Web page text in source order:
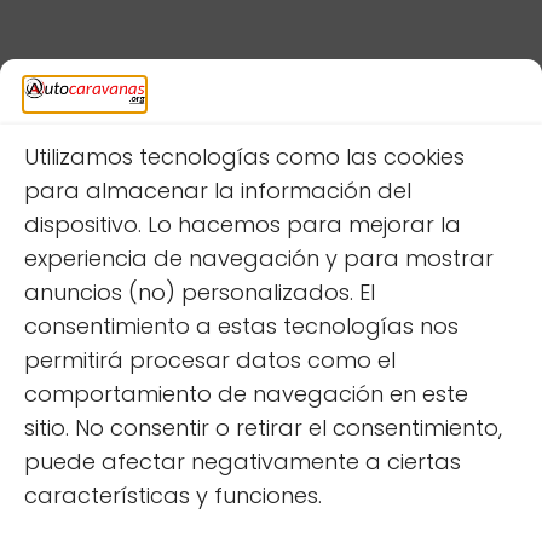
Utilizamos tecnologías como las cookies
para almacenar la información del
dispositivo. Lo hacemos para mejorar la
experiencia de navegación y para mostrar
anuncios (no) personalizados. El
consentimiento a estas tecnologías nos
permitirá procesar datos como el
comportamiento de navegación en este
sitio. No consentir o retirar el consentimiento,
puede afectar negativamente a ciertas
características y funciones.
Deja una respuesta